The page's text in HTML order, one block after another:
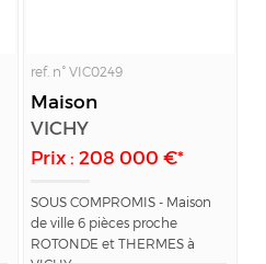
ref. n° VIC0249
Maison
VICHY
Prix : 208 000 €*
SOUS COMPROMIS - Maison
de ville 6 pièces proche
ROTONDE et THERMES à